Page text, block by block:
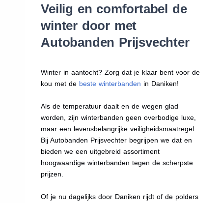
Veilig en comfortabel de
winter door met
Autobanden Prijsvechter
Winter in aantocht? Zorg dat je klaar bent voor de
kou met de beste winterbanden in Daniken!
Als de temperatuur daalt en de wegen glad
worden, zijn winterbanden geen overbodige luxe,
maar een levensbelangrijke veiligheidsmaatregel.
Bij Autobanden Prijsvechter begrijpen we dat en
bieden we een uitgebreid assortiment
hoogwaardige winterbanden tegen de scherpste
prijzen.
Of je nu dagelijks door Daniken rijdt of de polders